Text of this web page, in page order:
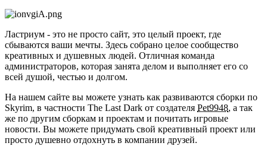
Ластриум - это не просто сайт, это целый проект, где
сбываются ваши мечты. Здесь собрано целое сообщество
креативных и душевных людей. Отличная команда
администраторов, которая занята делом и выполняет его со
всей душой, честью и долгом.
На нашем сайте вы можете узнать как развиваются сборки по
Skyrim, в частности The Last Dark от создателя Pet9948, а так
же по другим сборкам и проектам и почитать игровые
новости. Вы можете придумать свой креативный проект или
просто душевно отдохнуть в компании друзей.